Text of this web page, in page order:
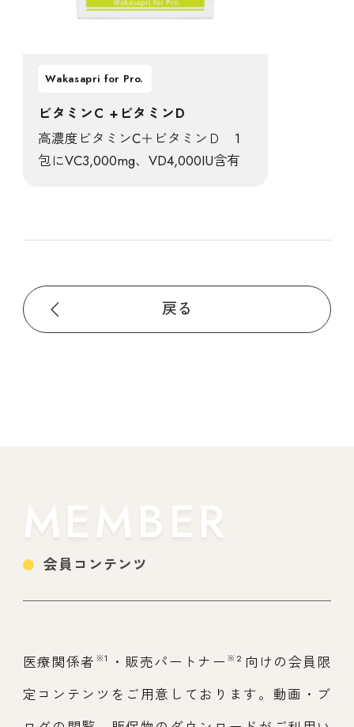
Wakasapri for Pro.
ビタミンC +ビタミンD
高濃度ビタミンC＋ビタミンＤ 1
包にVC3,000mg、VD4,000IU含有
戻る
MEMBER
会員コンテンツ
医療関係者 ※1 ・販売パートナー※2 向けの会員限
定コンテンツをご用意しております。動画・ブ